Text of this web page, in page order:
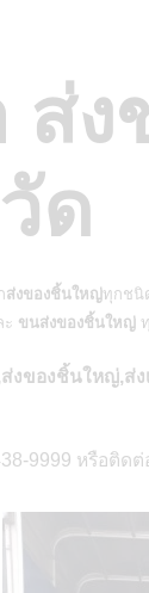
ส่
ด
ส่งของชิ้นใหญ่ ทุกชนิ
ะ ขนส่งของชิ้นใหญ่
งของชิ้นใหญ่,ส่ง
9999 หรือติด